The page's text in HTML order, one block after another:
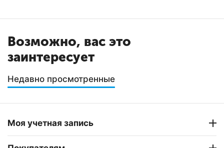
Возможно, вас это
заинтересует
Недавно просмотренные
Моя учетная запись